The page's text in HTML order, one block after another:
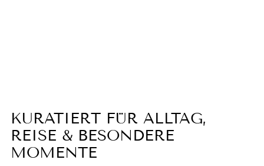
KURATIERT FÜR ALLTAG,
REISE & BESONDERE
MOMENTE